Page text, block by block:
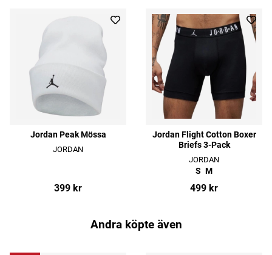
Jordan Peak Mössa
JORDAN
399 kr
Jordan Flight Cotton Boxer
Briefs 3-Pack
JORDAN
S M
499 kr
Andra köpte även